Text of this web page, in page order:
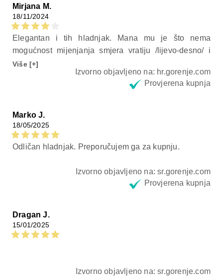
Mirjana M.
18/11/2024
Elegantan i tih hladnjak. Mana mu je što nema
mogućnost mijenjanja smjera vratiju /lijevo-desno/ i
nikako nije za staviti ga u neki kut jer je otklon
otvaranja vratiju jako mali ako je blizu zida. Preporuka
da se naljepnica sa kodovima stavi na srednje police,
Više [+]
Izvorno objavljeno na: hr.gorenje.com
Provjerena kupnja
Marko J.
18/05/2025
Odličan hladnjak. Preporučujem ga za kupnju.
Izvorno objavljeno na: sr.gorenje.com
Provjerena kupnja
Dragan J.
15/01/2025
Izvorno objavljeno na: sr.gorenje.com